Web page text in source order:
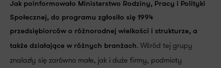
Jak poinformowało Ministerstwo Rodziny, Pracy i Polityki
Społecznej, do programu zgłosiło się 1994
przedsiębiorców o różnorodnej wielkości i strukturze, a
także działające w różnych branżach. Wśród tej grupy
znalazły się zarówno małe, jak i duże firmy, podmioty